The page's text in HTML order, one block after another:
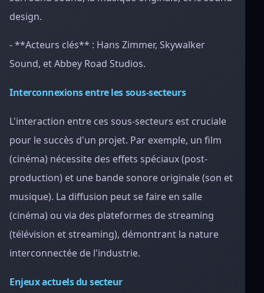
design.
- **Acteurs clés** : Hans Zimmer, Skywalker
Sound, et Abbey Road Studios.
Interconnexions entre les sous-secteurs
L'interaction entre ces sous-secteurs est cruciale
pour le succès d'un projet. Par exemple, un film
(cinéma) nécessite des effets spéciaux (post-
production) et une bande sonore originale (son et
musique). La diffusion peut se faire en salle
(cinéma) ou via des plateformes de streaming
(télévision et streaming), démontrant la nature
interconnectée de l'industrie.
Enjeux actuels du secteur